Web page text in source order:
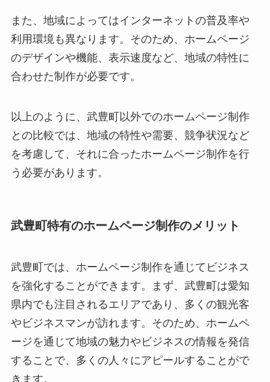
また、地域によってはインターネットの普及率や
利用環境も異なります。そのため、ホームページ
のデザインや機能、表示速度など、地域の特性に
合わせた制作が必要です。
以上のように、武豊町以外でのホームページ制作
との比較では、地域の特性や需要、競争状況など
を考慮して、それに合ったホームページ制作を行
う必要があります。
武豊町特有のホームページ制作のメリット
武豊町では、ホームページ制作を通じてビジネス
を強化することができます。まず、武豊町は愛知
県内でも注目されるエリアであり、多くの観光客
やビジネスマンが訪れます。そのため、ホームペ
ージを通じて地域の魅力やビジネスの情報を発信
することで、多くの人々にアピールすることがで
きます。